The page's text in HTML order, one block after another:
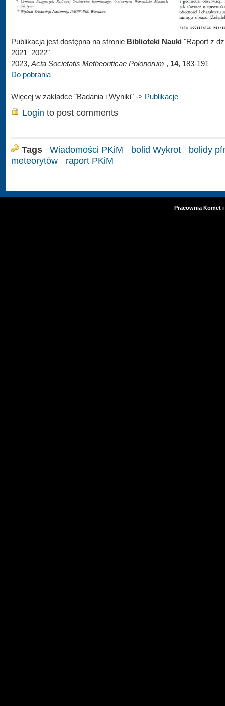
Publikacja jest dostępna na stronie Biblioteki Nauki "Raport z
2021–2022"
2023, Acta Societatis Metheoriticae Polonorum , 14, 183-191
Do pobrania
Więcej w zakładce "Badania i Wyniki" -> Publikacje
Login to post comments
Tags Wiadomości PKiM bolid Wykrot
bolidy
meteorytów
raport PKiM
Pracownia Komet